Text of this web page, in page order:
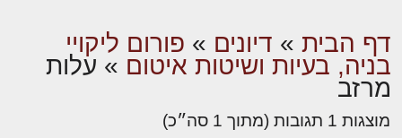
דף הבית » דיונים » פורום ליקויי
בניה, בעיות ושיטות איטום » עלות
מרזב
מוצגות 1 תגובות (מתוך 1 סה״כ)